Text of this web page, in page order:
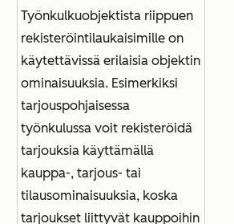
Työnkulkuobjektista riippuen
rekisteröintilaukaisimille on
käytettävissä erilaisia objektin
ominaisuuksia. Esimerkiksi
tarjouspohjaisessa
työnkulussa voit rekisteröidä
tarjouksia käyttämällä
kauppa-, tarjous- tai
tilausominaisuuksia, koska
tarjoukset liittyvät kauppoihin